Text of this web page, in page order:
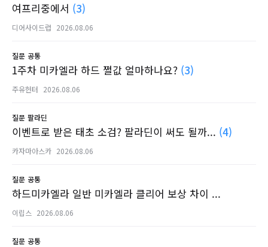
여프리중에서 (3)
디어사이드럽 2026.08.06
질문 공통
1주차 미카엘라 하드 쩔값 얼마하나요? (3)
주유헌터 2026.08.06
질문 팔라딘
이벤트로 받은 태초 소검? 팔라딘이 써도 될까... (4)
카자마아스카 2026.08.06
질문 공통
하드미카엘라 일반 미카엘라 클리어 보상 차이 ...
이립스 2026.08.06
질문 공통